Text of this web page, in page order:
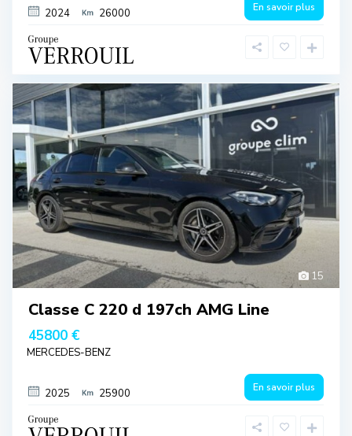
2024 26000 En savoir plus
15
Classe C 220 d 197ch AMG Line
45800 €
MERCEDES-BENZ
2025 25900 En savoir plus